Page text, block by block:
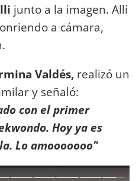
junto a la imagen. Allí
a cámara,
Valdés, realizó un
y señaló:
con el primer
Hoy ya es
Lo amooooooo"